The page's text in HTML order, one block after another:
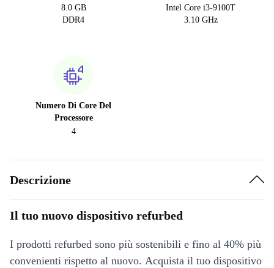
8.0 GB
DDR4
Intel Core i3-9100T
3.10 GHz
Numero Di Core Del
Processore
4
Descrizione
Il tuo nuovo dispositivo refurbed
I prodotti refurbed sono più sostenibili e fino al 40% più
convenienti rispetto al nuovo. Acquista il tuo dispositivo